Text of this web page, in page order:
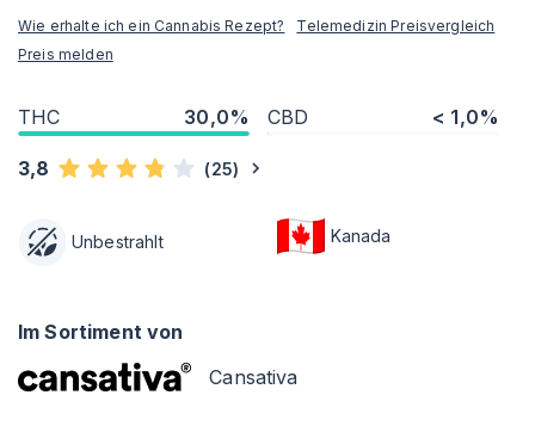
Wie erhalte ich ein Cannabis Rezept?
Telemedizin Preisvergleich
Preis melden
THC 30,0% CBD < 1,0%
3,8 (25)
Unbestrahlt Kanada
Im Sortiment von
Cansativa